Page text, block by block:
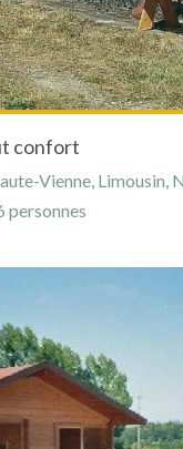
confort
Vienne, Limousin,